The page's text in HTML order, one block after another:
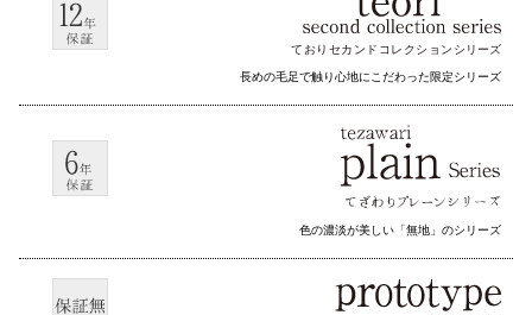
ておりセカンドコレクション シリーズ
長めの毛足で触り心地にこだわった限定シリーズ
色の濃淡が美しい「無地」のシリーズ